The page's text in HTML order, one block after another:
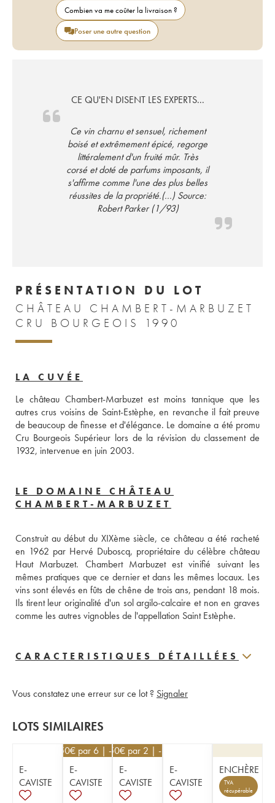
Combien va me coûter la livraison ?
Poser une autre question
CE QU'EN DISENT LES EXPERTS...
Ce vin charnu et sensuel, richement
boisé et extrêmement épicé, regorge
littéralement d'un fruité mûr. Très
corsé et doté de parfums imposants, il
s'affirme comme l'une des plus belles
réussites de la propriété.(...) Source:
Robert Parker (1/93)
PRÉSENTATION DU LOT
CHÂTEAU CHAMBERT-MARBUZET
CRU BOURGEOIS 1990
LA CUVÉE
Le château Chambert-Marbuzet est moins tannique que les
autres crus voisins de Saint-Estèphe, en revanche il fait preuve
de beaucoup de finesse et d'élégance. Le domaine a été promu
Cru Bourgeois Supérieur lors de la révision du classement de
1932, intervenue en juin 2003.
LE DOMAINE CHÂTEAU
CHAMBERT-MARBUZET
Construit au début du XIXème siècle, ce château a été racheté
en 1962 par Hervé Duboscq, propriétaire du célèbre château
Haut Marbuzet. Chambert Marbuzet est vinifié suivant les
mêmes pratiques que ce dernier et dans les mêmes locaux. Les
vins sont élevés en fûts de chêne de trois ans, pendant 18 mois.
Ils tirent leur originalité d'un sol argilo-calcaire et non en graves
comme les autres vignobles de l'appellation Saint Estèphe.
CARACTERISTIQUES DÉTAILLÉES
Vous constatez une erreur sur ce lot ? Signaler
LOTS SIMILAIRES
E-
CAVISTE
40,50€ par 6 | -10%
E-
CAVISTE
76,50€ par 2 | -10%
E-
CAVISTE
E-
CAVISTE
ENCHÈRE
TVA
récupérable